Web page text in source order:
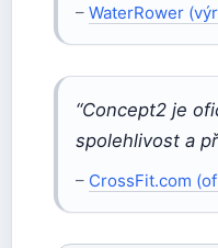
– WaterRower
“Concept2 je
spolehlivost a
– CrossFit.com